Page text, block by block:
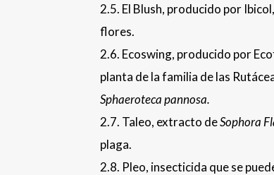
2.5. El Blush, producido por
flores.
2.6. Ecoswing, producido por
planta de la familia de las
Sphaerotecapannosa.
2.7. Taleo, extracto deSophora
plaga.
2.8. Pleo, insecticida que se